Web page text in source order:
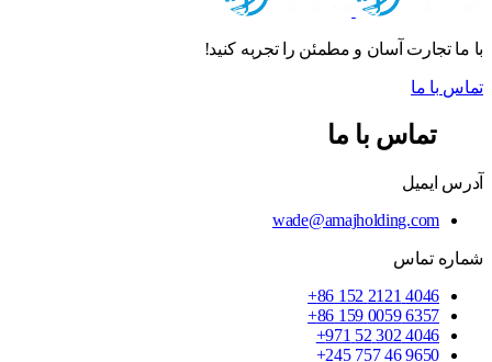
با ما تجارت آسان و مطمئن را تجربه کنید!
تماس با ما
تماس با ما
آدرس ایمیل
wade@amajholding.com
شماره تماس
4046 2121 152 86+
6357 0059 159 86+
4046 302 52 971+
9650 46 757 245+